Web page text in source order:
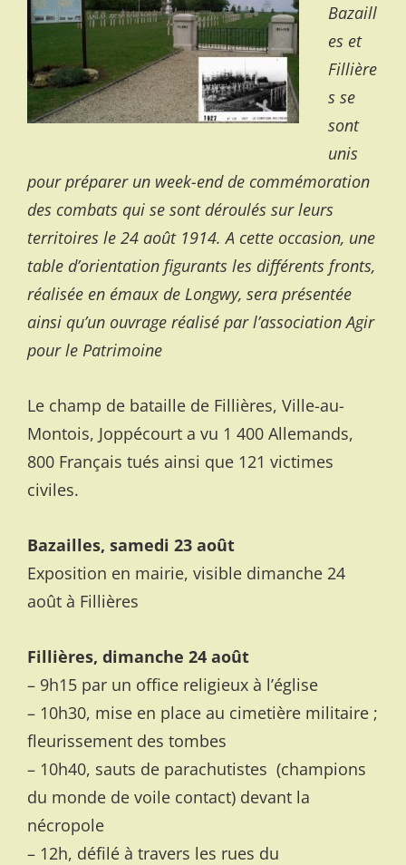
Bazaill
es et
Fillière
s se
sont
unis
pour préparer un week-end de commémoration
des combats qui se sont déroulés sur leurs
territoires le 24 août 1914. A cette occasion, une
table d’orientation figurants les différents fronts,
réalisée en émaux de Longwy, sera présentée
ainsi qu’un ouvrage réalisé par l’association Agir
pour le Patrimoine
Le champ de bataille de Fillières, Ville-au-
Montois, Joppécourt a vu 1 400 Allemands,
800 Français tués ainsi que 121 victimes
civiles.
Bazailles, samedi 23 août
Exposition en mairie, visible dimanche 24
août à Fillières
Fillières, dimanche 24 août
– 9h15 par un office religieux à l’église
– 10h30, mise en place au cimetière militaire ;
fleurissement des tombes
– 10h40, sauts de parachutistes (champions
du monde de voile contact) devant la
nécropole
– 12h, défilé à travers les rues du